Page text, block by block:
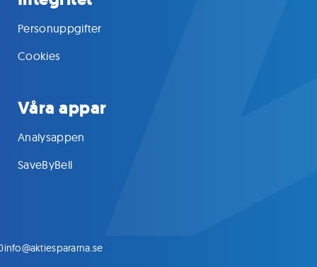
Personuppgifter
Cookies
Våra appar
Analysappen
SaveByBell
info@aktiespararna.se